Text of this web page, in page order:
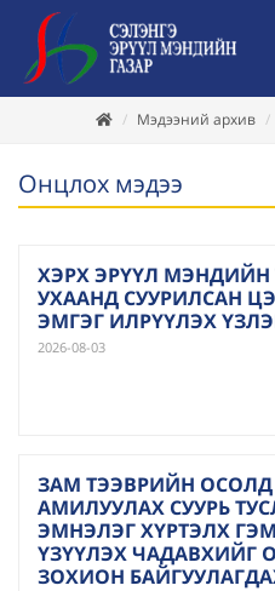
Мэдээний архив
Онцлох мэдээ
ХЭРХ ЭРҮҮЛ
УХААНД СУУРИЛСАН
ЭМГЭГ ИЛРҮҮЛЭХ
2026-08-03
ЗАМ ТЭЭВРИЙН
АМИЛУУЛАХ СУУРЬ
ЭМНЭЛЭГ ХҮРТЭЛХ
ҮЗҮҮЛЭХ ЧАДАВХИЙГ
ЗОХИОН